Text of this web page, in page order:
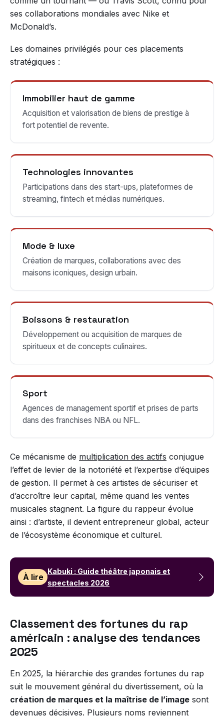
ses collaborations mondiales avec Nike et
McDonald’s.
Les domaines privilégiés pour ces placements
stratégiques :
Immobilier haut de gamme
Acquisition et valorisation de biens de prestige à
fort potentiel de revente.
Technologies innovantes
Participations dans des start-ups, plateformes de
streaming, fintech et médias numériques.
Mode & luxe
Création de marques, collaborations avec des
maisons iconiques, design urbain.
Boissons & restauration
Développement ou acquisition de marques de
spiritueux et de concepts culinaires.
Sport
Agences de management sportif et prises de parts
dans des franchises NBA ou NFL.
Ce mécanisme de multiplication des actifs conjugue
l’effet de levier de la notoriété et l’expertise d’équipes
de gestion. Il permet à ces artistes de sécuriser et
d’accroître leur capital, même quand les ventes
musicales stagnent. La figure du rappeur évolue
ainsi : d’artiste, il devient entrepreneur global, acteur
de l’écosystème économique et culturel.
À lire
Kabuki : Guide théâtre japonais et
spectacles 2026
Classement des fortunes du rap
américain : analyse des tendances
2025
En 2025, la hiérarchie des grandes fortunes du rap
suit le mouvement général du divertissement, où la
création de marques et la maîtrise de l’image sont
devenues décisives. Plusieurs noms reviennent